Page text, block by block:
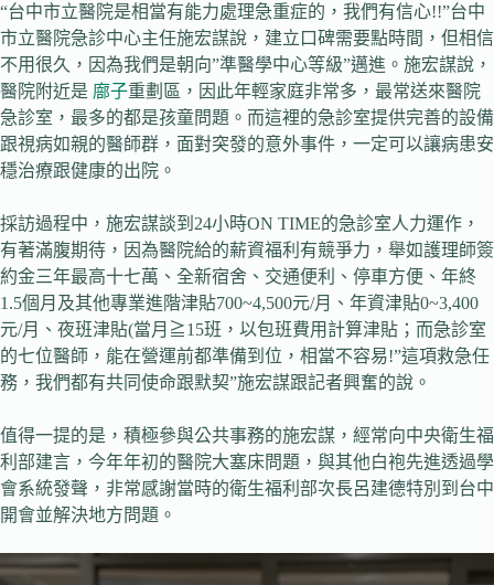
“台中市立醫院是相當有能力處理急重症的，我們有信心!!”台中
市立醫院急診中心主任施宏謀說，建立口碑需要點時間，但相信
不用很久，因為我們是朝向”準醫學中心等級”邁進。施宏謀說，
醫院附近是 廍子重劃區，因此年輕家庭非常多，最常送來醫院
急診室，最多的都是孩童問題。而這裡的急診室提供完善的設備
跟視病如親的醫師群，面對突發的意外事件，一定可以讓病患安
穩治療跟健康的出院。
採訪過程中，施宏謀談到24小時ON TIME的急診室人力運作，
有著滿腹期待，因為醫院給的薪資福利有競爭力，舉如護理師簽
約金三年最高十七萬、全新宿舍、交通便利、停車方便、年終
1.5個月及其他專業進階津貼700~4,500元/月、年資津貼0~3,400
元/月、夜班津貼(當月≧15班，以包班費用計算津貼；而急診室
的七位醫師，能在營運前都準備到位，相當不容易!”這項救急任
務，我們都有共同使命跟默契”施宏謀跟記者興奮的說。
值得一提的是，積極參與公共事務的施宏謀，經常向中央衛生福
利部建言，今年年初的醫院大塞床問題，與其他白袍先進透過學
會系統發聲，非常感謝當時的衛生福利部次長呂建德特別到台中
開會並解決地方問題。